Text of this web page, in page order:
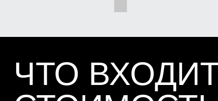
СТОИМОСТЬ
ТЕХНИЧЕСКОГО
ПЛАНА
КВАРТИРЫ